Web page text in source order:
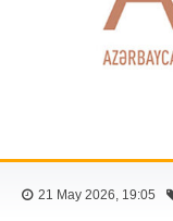
21 May 2026, 19:05